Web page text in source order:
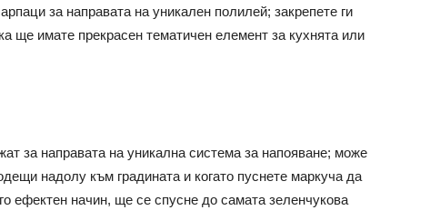
за направата на уникален полилей; закрепете ги
ще имате прекрасен тематичен елемент за кухнята или
за направата на уникална система за напояване; може
надолу към градината и когато пуснете маркуча да
ефектен начин, ще се спусне до самата зеленчукова